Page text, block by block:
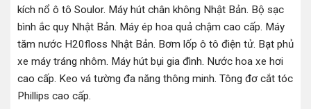
kích nổ ô tô Soulor. Máy hút chân không Nhật Bản. Bộ sạc
bình ắc quy Nhật Bản. Máy ép hoa quả chậm cao cấp. Máy
tăm nước H20floss Nhật Bản. Bơm lốp ô tô điện tử. Bạt phủ
xe máy tráng nhôm. Máy hút bụi gia đình. Nước hoa xe hơi
cao cấp. Keo vá tường đa năng thông minh. Tông đơ cắt tóc
Phillips cao cấp.